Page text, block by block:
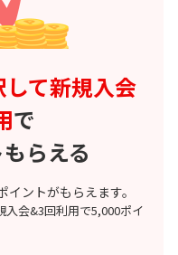
て新規入会
で
らえる
ントがもらえます。
入会&3回利用で5,000ポイ